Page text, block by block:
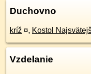
Duchovno
kríž ¤, Kostol
Vzdelanie